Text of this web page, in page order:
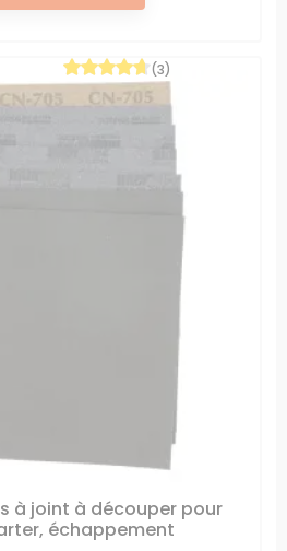
à joint à découper pour
échappement
(3)